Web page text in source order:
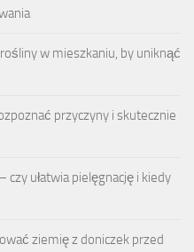
w mieszkaniu, by uniknąć
przyczyny i skutecznie
ułatwia pielęgnację i kiedy
ziemię z doniczek przed